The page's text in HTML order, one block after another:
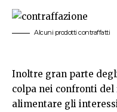
Alcuni prodotti contraffatti
Inoltre gran parte
colpa nei confronti
alimentare gli